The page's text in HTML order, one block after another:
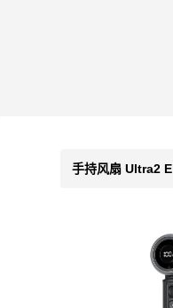
手持风扇 Ultra2 E